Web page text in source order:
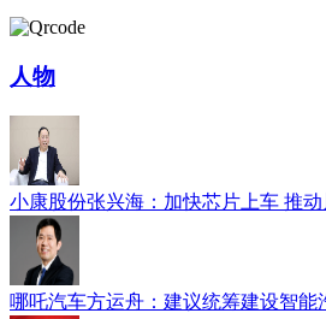
人物
小康股份张兴海：加快芯片上车 推
哪吒汽车方运舟：建议统筹建设智能